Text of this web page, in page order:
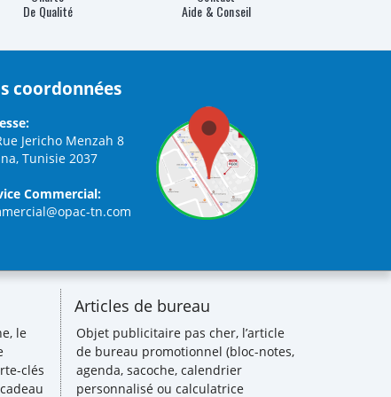
De Qualité
Aide & Conseil
coordonnées
Jericho Menzah 8
Tunisie 2037
Commercial:
tn.com
le
clés
Articles de bureau
Objet publicitaire pas cher, l’article
de bureau promotionnel (bloc-notes,
agenda, sacoche, calendrier
personnalisé ou calculatrice